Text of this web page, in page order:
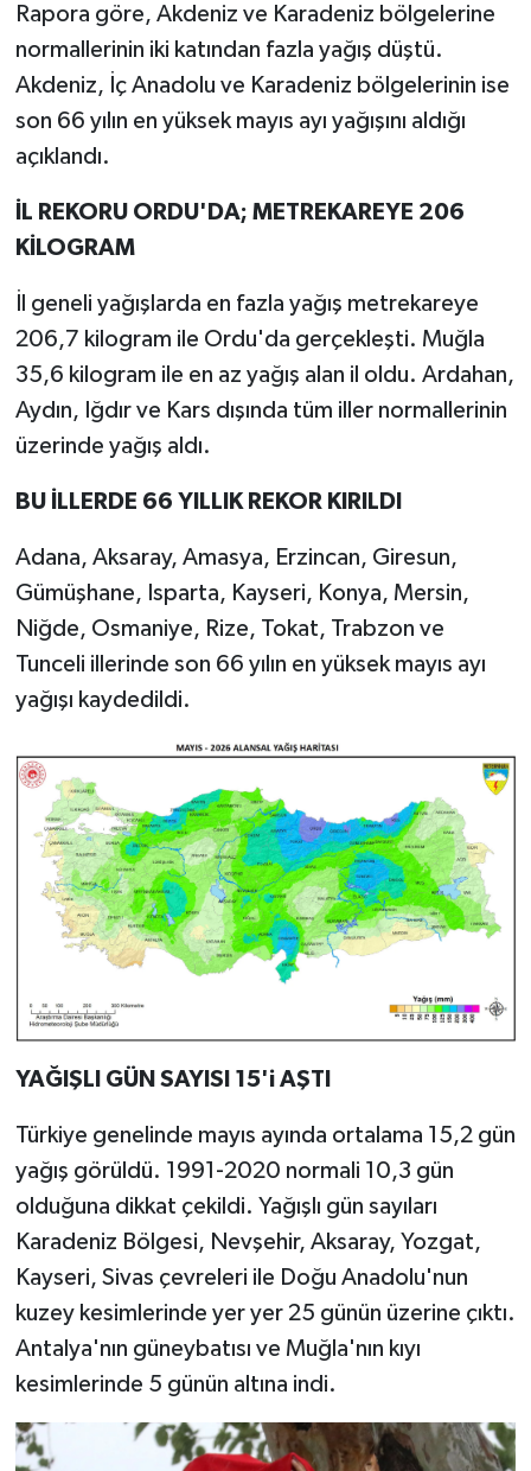
Rapora göre, Akdeniz ve Karadeniz bölgelerine
normallerinin iki katından fazla yağış düştü.
Akdeniz, İç Anadolu ve Karadeniz bölgelerinin ise
son 66 yılın en yüksek mayıs ayı yağışını aldığı
açıklandı.
İL REKORU ORDU'DA; METREKAREYE 206
KİLOGRAM
İl geneli yağışlarda en fazla yağış metrekareye
206,7 kilogram ile Ordu'da gerçekleşti. Muğla
35,6 kilogram ile en az yağış alan il oldu. Ardahan,
Aydın, Iğdır ve Kars dışında tüm iller normallerinin
üzerinde yağış aldı.
BU İLLERDE 66 YILLIK REKOR KIRILDI
Adana, Aksaray, Amasya, Erzincan, Giresun,
Gümüşhane, Isparta, Kayseri, Konya, Mersin,
Niğde, Osmaniye, Rize, Tokat, Trabzon ve
Tunceli illerinde son 66 yılın en yüksek mayıs ayı
yağışı kaydedildi.
YAĞIŞLI GÜN SAYISI 15'i AŞTI
Türkiye genelinde mayıs ayında ortalama 15,2 gün
yağış görüldü. 1991-2020 normali 10,3 gün
olduğuna dikkat çekildi. Yağışlı gün sayıları
Karadeniz Bölgesi, Nevşehir, Aksaray, Yozgat,
Kayseri, Sivas çevreleri ile Doğu Anadolu'nun
kuzey kesimlerinde yer yer 25 günün üzerine çıktı.
Antalya'nın güneybatısı ve Muğla'nın kıyı
kesimlerinde 5 günün altına indi.